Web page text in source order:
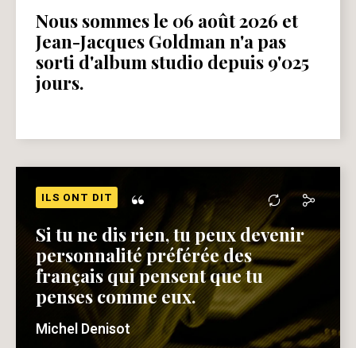
Nous sommes le 06 août 2026 et
Jean-Jacques Goldman n'a pas
sorti d'album studio depuis 9'025
jours.
ILS ONT DIT “
Si tu ne dis rien, tu peux devenir
personnalité préférée des
français qui pensent que tu
penses comme eux.
Michel Denisot